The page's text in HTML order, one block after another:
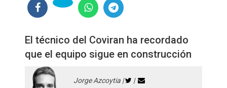
El técnico del Coviran ha recordado
que el equipo sigue en construcción
Jorge Azcoytia |
|